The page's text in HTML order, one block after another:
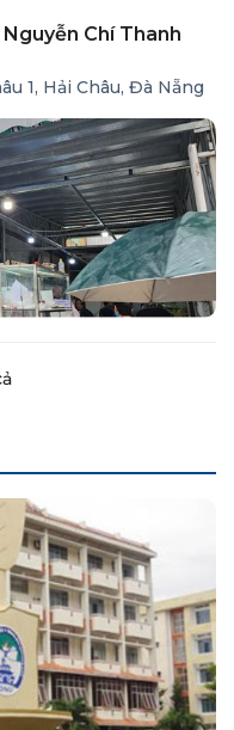
Chí Thanh
1, Hải Châu, Đà Nẵng